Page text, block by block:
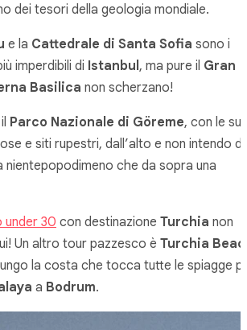
dei tesori della geologia mondiale.
e la Cattedrale di Santa Sofia sono i
imperdibili di Istanbul , ma pure il Gran
Basilica non scherzano!
Parco Nazionale di Göreme, con le
e siti rupestri, dall’alto e non intendo
nientepopodimeno che da sopra una
under 30 con destinazione Turchia non
Un altro tour pazzesco è Turchia
la costa che tocca tutte le spiagge
a Bodrum.